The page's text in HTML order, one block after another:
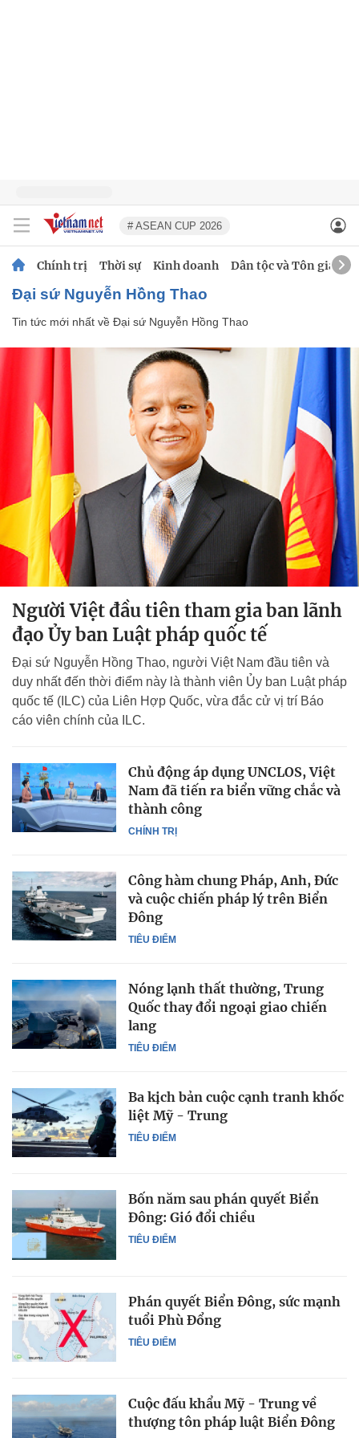
# ASEAN CUP 2026
Chính trị Thời sự Kinh doanh Dân tộc và Tôn giáo
Đại sứ Nguyễn Hồng Thao
Tin tức mới nhất về Đại sứ Nguyễn Hồng Thao
Người Việt đầu tiên tham gia ban lãnh
đạo Ủy ban Luật pháp quốc tế
Đại sứ Nguyễn Hồng Thao, người Việt Nam đầu tiên và
duy nhất đến thời điểm này là thành viên Ủy ban Luật pháp
quốc tế (ILC) của Liên Hợp Quốc, vừa đắc cử vị trí Báo
cáo viên chính của ILC.
CHÍNH TRỊ
Chủ động áp dụng UNCLOS, Việt
Nam đã tiến ra biển vững chắc và
thành công
TIÊU ĐIỂM
Công hàm chung Pháp, Anh, Đức
và cuộc chiến pháp lý trên Biển
Đông
TIÊU ĐIỂM
Nóng lạnh thất thường, Trung
Quốc thay đổi ngoại giao chiến
lang
TIÊU ĐIỂM
Ba kịch bản cuộc cạnh tranh khốc
liệt Mỹ - Trung
TIÊU ĐIỂM
Bốn năm sau phán quyết Biển
Đông: Gió đổi chiều
TIÊU ĐIỂM
Phán quyết Biển Đông, sức mạnh
tuổi Phù Đổng
Cuộc đấu khẩu Mỹ - Trung về
thượng tôn pháp luật Biển Đông